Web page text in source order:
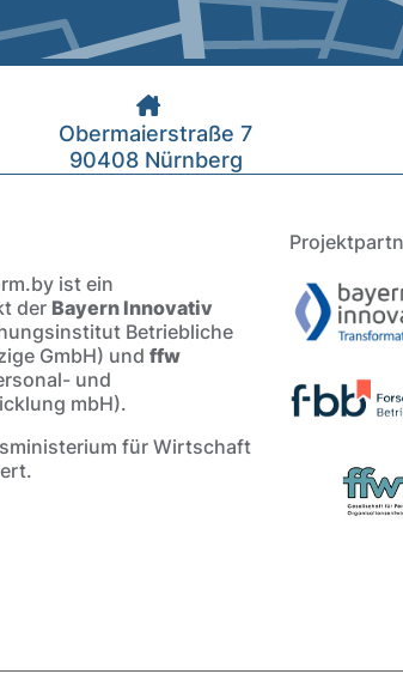
Obermaierstraße 7
90408 Nürnberg
ist ein
der Bayern Innovativ
Betriebliche
GmbH) und ffw
und
mbH).
für Wirtschaft